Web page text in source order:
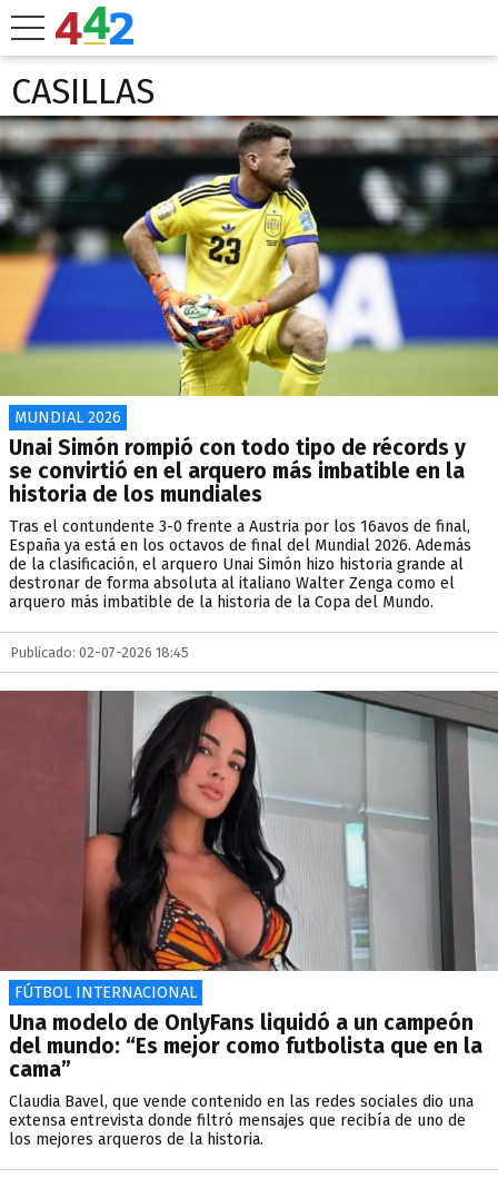
CASILLAS
MUNDIAL 2026
Unai Simón rompió con todo tipo de récords y
se convirtió en el arquero más imbatible en la
historia de los mundiales
Tras el contundente 3-0 frente a Austria por los 16avos de final,
España ya está en los octavos de final del Mundial 2026. Además
de la clasificación, el arquero Unai Simón hizo historia grande al
destronar de forma absoluta al italiano Walter Zenga como el
arquero más imbatible de la historia de la Copa del Mundo.
Publicado: 02-07-2026 18:45
FÚTBOL INTERNACIONAL
Una modelo de OnlyFans liquidó a un campeón
del mundo: “Es mejor como futbolista que en la
cama”
Claudia Bavel, que vende contenido en las redes sociales dio una
extensa entrevista donde filtró mensajes que recibía de uno de
los mejores arqueros de la historia.